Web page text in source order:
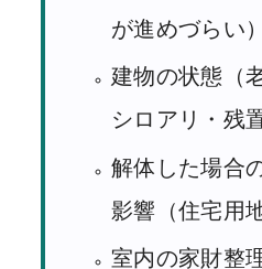
が進めづらい）
建物の状態（
シロアリ・残
解体した場合
影響（住宅用
室内の家財整